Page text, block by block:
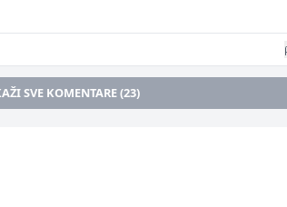
SVE KOMENTARE (23)